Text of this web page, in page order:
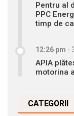
Pentru al
PPC
timp de
12:26 pm -
APIA
motorina
CATEGORII